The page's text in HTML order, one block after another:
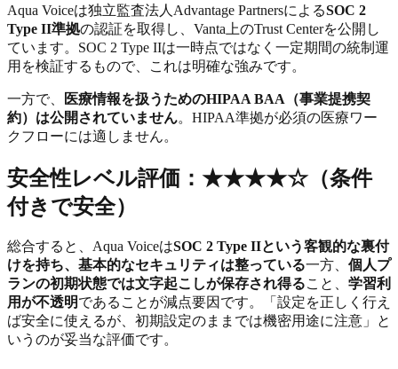
Aqua Voiceは独立監査法人Advantage PartnersによるSOC 2
Type II準拠の認証を取得し、Vanta上のTrust Centerを公開し
ています。SOC 2 Type IIは一時点ではなく一定期間の統制運
用を検証するもので、これは明確な強みです。
一方で、
医療情報を扱うためのHIPAA BAA（事業提携契
約）は公開されていません。HIPAA準拠が必須の医療ワー
クフローには適しません。
安全性レベル評価：★★★★☆（条件
付きで安全）
総合すると、Aqua VoiceはSOC 2 Type IIという客観的な裏付
けを持ち、基本的なセキュリティは整っている一方、 個人プ
ランの初期状態では文字起こしが保存され得ること、 学習利
用が不透明であることが減点要因です。「設定を正しく行え
ば安全に使えるが、初期設定のままでは機密用途に注意」と
いうのが妥当な評価です。